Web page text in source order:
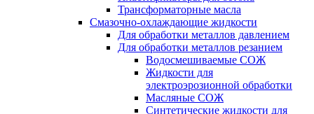
Трансформаторные масла
Смазочно-охлаждающие жидкости
Для обработки металлов давлением
Для обработки металлов резанием
Водосмешиваемые СОЖ
Жидкости для
электроэрозионной обработки
Масляные СОЖ
Синтетические жидкости для